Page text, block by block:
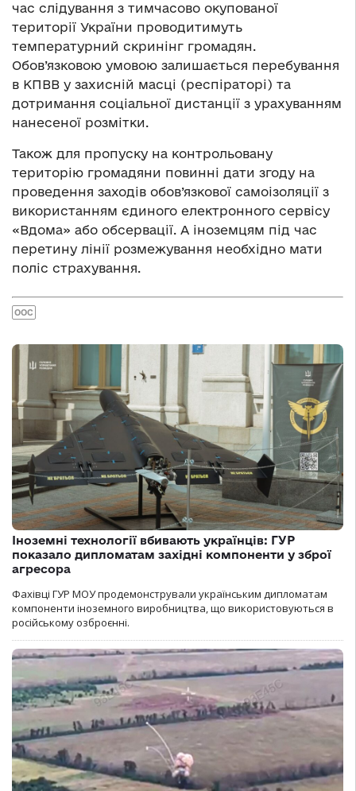
час слідування з тимчасово окупованої
території України проводитимуть
температурний скринінг громадян.
Обов’язковою умовою залишається перебування
в КПВВ у захисній масці (респіраторі) та
дотримання соціальної дистанції з урахуванням
нанесеної розмітки.
Також для пропуску на контрольовану
територію громадяни повинні дати згоду на
проведення заходів обов’язкової самоізоляції з
використанням єдиного електронного сервісу
«Вдома» або обсервації. А іноземцям під час
перетину лінії розмежування необхідно мати
поліс страхування.
ООС
Іноземні технології вбивають українців: ГУР
показало дипломатам західні компоненти у зброї
агресора
Фахівці ГУР МОУ продемонстрували українським дипломатам
компоненти іноземного виробництва, що використовуються в
російському озброєнні.